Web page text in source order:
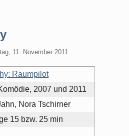
11. November 2011
Raumpilot
2007 und 2011
Nora Tschirner
15 bzw. 25 min